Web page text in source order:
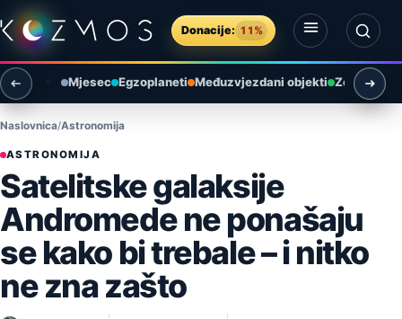
Preskoči na sadržaj
Donacije: 11%
Otvori izbornik
Otvori pretragu
Mjesec Egzoplaneti Međuzvjezdani objekti Zemlja i
Naslovnica Astronomija
ASTRONOMIJA
Satelitske galaksije
Andromede ne ponašaju
se kako bi trebale – i nitko
ne zna zašto